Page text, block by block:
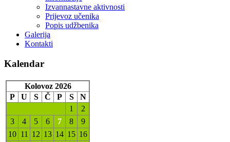
Izvannastavne aktivnosti
Prijevoz učenika
Popis udžbenika
Galerija
Kontakti
Kalendar
Kolovoz 2026
P
U S Č P S
N
1
2
3
4 5 6 7 8
9
10 11 12 13 14 15 16